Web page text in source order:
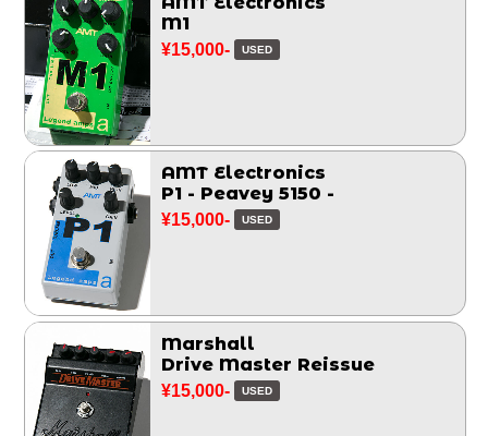
M1
¥15,000- USED
AMT Electronics
P1 - Peavey 5150 -
¥15,000- USED
Marshall
Drive Master Reissue
¥15,000- USED